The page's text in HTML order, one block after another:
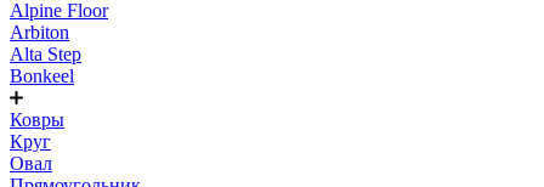
Alpine Floor
Arbiton
Alta Step
Bonkeel
Ковры
Круг
Овал